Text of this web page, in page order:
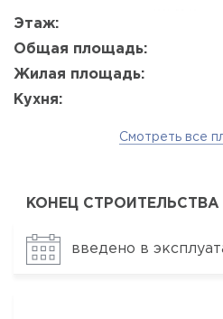
Этаж:
Общая площадь:
Жилая площадь:
Кухня:
Смотреть все
КОНЕЦ СТРОИТЕЛЬСТВА
введено в